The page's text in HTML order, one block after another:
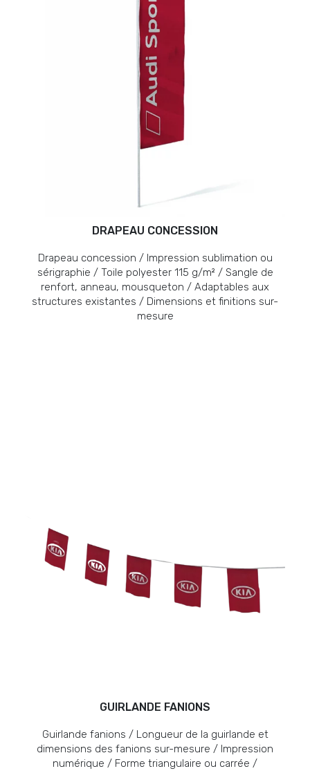
DRAPEAU CONCESSION
Drapeau concession / Impression sublimation ou
sérigraphie / Toile polyester 115 g/m² / Sangle de
renfort, anneau, mousqueton / Adaptables aux
structures existantes / Dimensions et finitions sur-
mesure
GUIRLANDE FANIONS
Guirlande fanions / Longueur de la guirlande et
dimensions des fanions sur-mesure / Impression
numérique / Forme triangulaire ou carrée /